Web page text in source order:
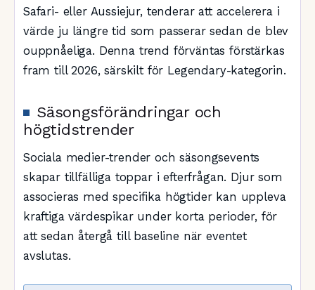
Safari- eller Aussiejur, tenderar att accelerera i
värde ju längre tid som passerar sedan de blev
ouppnåeliga. Denna trend förväntas förstärkas
fram till 2026, särskilt för Legendary-kategorin.
Säsongsförändringar och
högtidstrender
Sociala medier-trender och säsongsevents
skapar tillfälliga toppar i efterfrågan. Djur som
associeras med specifika högtider kan uppleva
kraftiga värdespikar under korta perioder, för
att sedan återgå till baseline när eventet
avslutas.